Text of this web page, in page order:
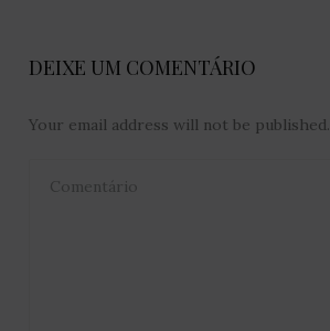
DEIXE UM COMENTÁRIO
Your email address will not be published.